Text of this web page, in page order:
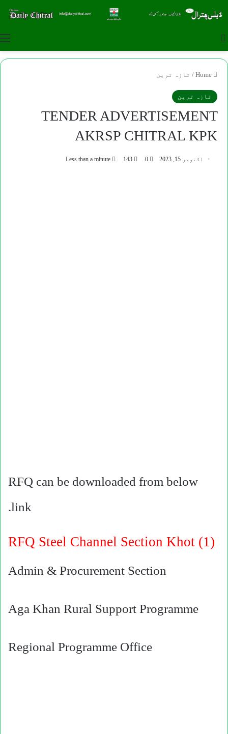
/ تازہ ترین
تازہ ترین
TENDER ADVERTISEMENT
AKRSP CHITRAL KPK
اکتوبر 15, 2023 0
143
RFQ can be downloaded from below
link.
RFQ Steel Channel Section Khot (1)
Admin & Procurement Section
Aga Khan Rural Support Programme
Regional Programme Office